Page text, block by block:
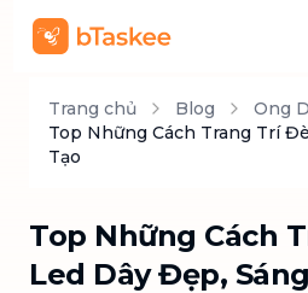
Trang chủ Blog
Ong
Top Những Cách Trang Trí
Tạo
Top Những Cách
Led Dây Đẹp,